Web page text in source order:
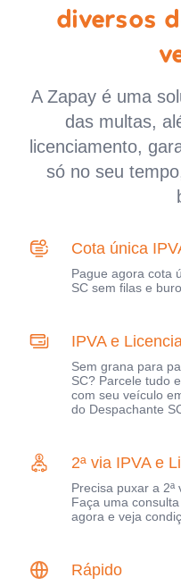
diversos
A Zapay é uma
das multas,
licenciamento,
só no seu
Cota única
Pague agora cota
SC sem filas e
IPVA e
Sem grana para
SC? Parcele tudo
com seu veículo
do Despachante
2ª via IPVA e
Precisa puxar a 2ª
Faça uma
agora e veja
Rápido